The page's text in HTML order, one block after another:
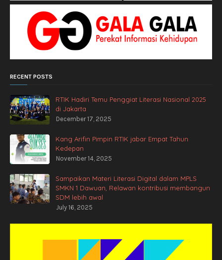
RECENT POSTS
RTIK Hadiri Temu Penggiat Literasi Nasional 2025
di Jakarta
December 17, 2025
Kang Arifin Pimpin RTIK jabar Empat Tahun
Kedepan
November 14, 2025
Sampaikan Materi Literasi Digital dalam MPLS
SMKN 1 Dawuan, Relawan kontribusi membangun
SDM lebih awal
July 16, 2025